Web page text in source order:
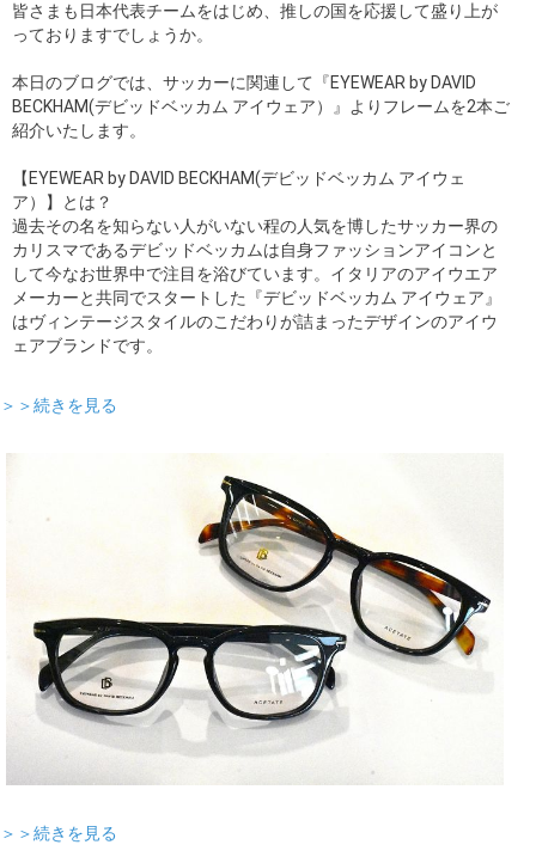
皆さまも日本代表チームをはじめ、推しの国を応援して盛り上が
っておりますでしょうか。
本日のブログでは、サッカーに関連して『EYEWEAR by DAVID
BECKHAM(デビッドベッカム アイウェア）』よりフレームを2本ご
紹介いたします。
【EYEWEAR by DAVID BECKHAM(デビッドベッカム アイウェ
ア）】とは？
過去その名を知らない人がいない程の人気を博したサッカー界の
カリスマであるデビッドベッカムは自身ファッションアイコンと
して今なお世界中で注目を浴びています。イタリアのアイウエア
メーカーと共同でスタートした『デビッドベッカム アイウェア』
はヴィンテージスタイルのこだわりが詰まったデザインのアイウ
ェアブランドです。
＞＞続きを見る
＞＞続きを見る